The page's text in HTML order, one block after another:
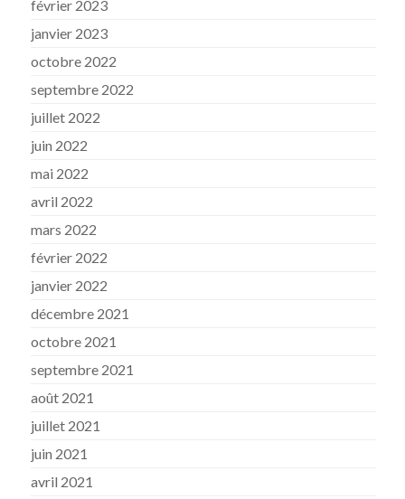
février 2023
janvier 2023
octobre 2022
septembre 2022
juillet 2022
juin 2022
mai 2022
avril 2022
mars 2022
février 2022
janvier 2022
décembre 2021
octobre 2021
septembre 2021
août 2021
juillet 2021
juin 2021
avril 2021